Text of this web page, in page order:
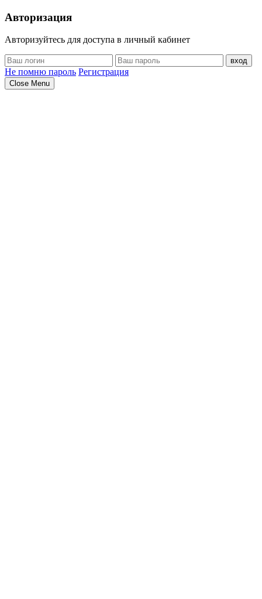
Авторизация
Авторизуйтесь для доступа в личный кабинет
вход
Не помню пароль Регистрация
Close Menu